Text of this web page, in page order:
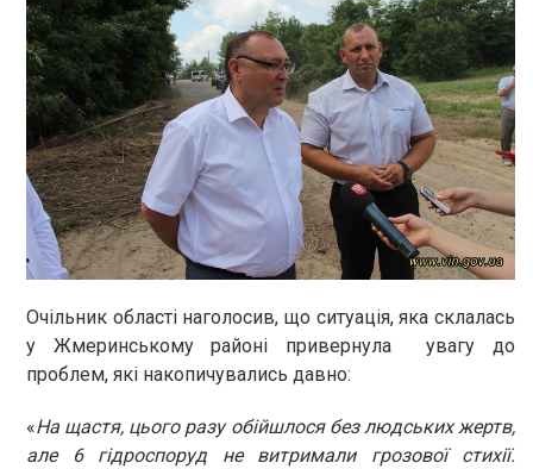
Очільник області наголосив, що ситуація, яка склалась
у Жмеринському районі привернула увагу до
проблем, які накопичувались давно:
«На щастя, цього разу обійшлося без людських жертв,
але 6 гідроспоруд не витримали грозової стихії.